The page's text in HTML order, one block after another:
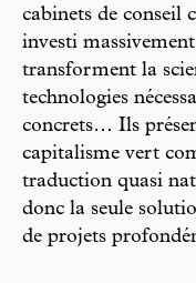
cabinets de conseil
investi
transforment la
technologies
concrets… Ils
capitalisme vert
traduction quasi
donc la seule
de projets